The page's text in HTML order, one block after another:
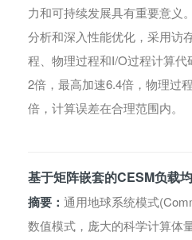
力和可持续发展具有重要意义
分析和深入性能优化，采用访
程、物理过程和I/O过程计算
2倍，最高加速6.4倍，物理过
倍，计算误差在合理范围内。
基于矩阵嵌套的CESM负载
摘要： 通用地球系统模式
数值模式，庞大的科学计算体